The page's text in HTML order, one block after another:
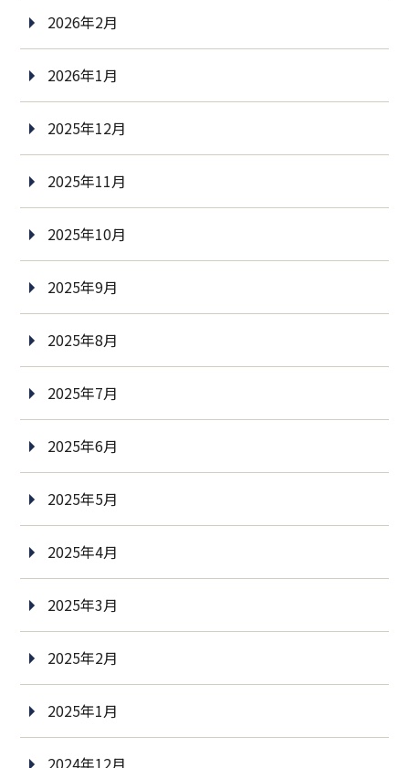
2026年2月
2026年1月
2025年12月
2025年11月
2025年10月
2025年9月
2025年8月
2025年7月
2025年6月
2025年5月
2025年4月
2025年3月
2025年2月
2025年1月
2024年12月